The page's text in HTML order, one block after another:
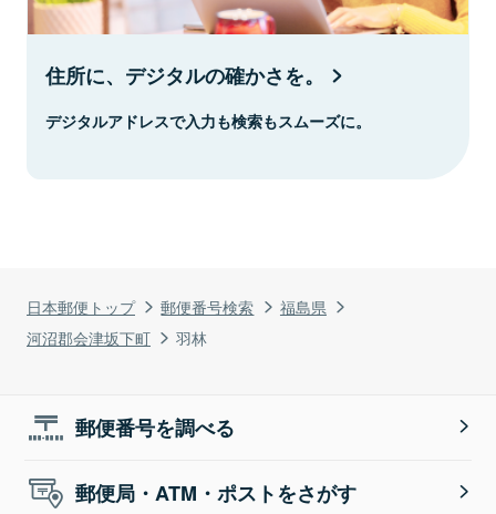
日本郵便トップ 郵便番号検索
福島県
河沼郡会津坂下町
羽林
住所に、デジタルの確かさを。
デジタルアドレスで入力も検索もスムーズに。
郵便番号を調べる
郵便局・ATM・ポストをさがす